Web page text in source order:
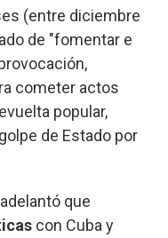
(entre diciembre
de "fomentar e
cometer actos
popular,
de Estado por
que
con Cuba y